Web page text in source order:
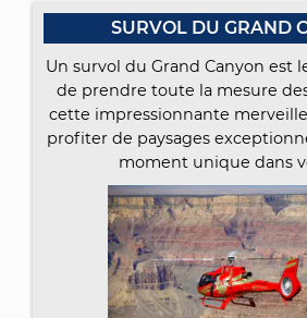
SURVOL DU GRAND
Un survol du Grand Canyon est
de prendre toute la mesure
cette impressionnante
profiter de paysages
moment unique dans